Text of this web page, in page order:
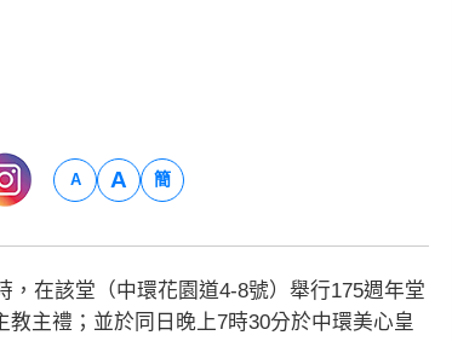
A A 簡
在該堂（中環花園道4-8號）舉行175週年堂
主禮；並於同日晚上7時30分於中環美心皇